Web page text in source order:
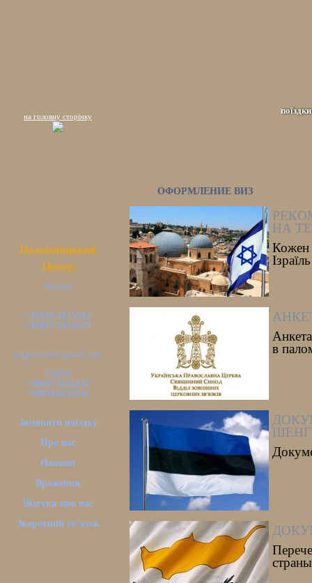
поїздки
на головну сторінку
Паломницький
Центр
Україна
+38050-2655542
+38097-5454255
pilgrimsua@gmail.com
VIBER
+380975454255
+380502655542
Замовити поїздку
Про нас
Новини
Враження
Відгуки про нас
Зворотний зв'язок
ОФОРМЛЕНИЕ ВИЗ
НА
Кожен
в